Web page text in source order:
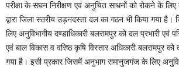
परीक्षा के सघन निरीक्षण एवं अनुचित साधनों को रोकने के
द्वारा जिला स्तरीय उड़नदस्ता दल का गठन भी किया गया
लिए अनुविभागीय दण्डाधिकारी बलरामपुर को दल प्रभारी एवं
एवं बाल विकास व वरिष्ठ कृषि विस्तार अधिकारी बलरामपुर
गया है। इसी प्रकार जिसमें अनुभाग रामानुजगंज के लिए